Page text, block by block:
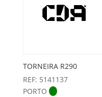
TORNEIRA R290
REF: 5141137
PORTO